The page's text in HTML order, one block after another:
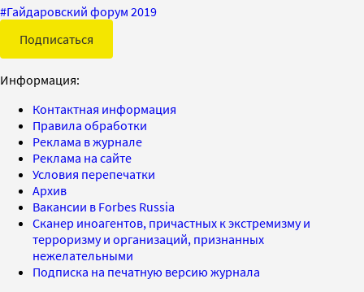
#Гайдаровский форум 2019
Подписаться
Информация:
Контактная информация
Правила обработки
Реклама в журнале
Реклама на сайте
Условия перепечатки
Архив
Вакансии в Forbes Russia
Сканер иноагентов, причастных к экстремизму и
терроризму и организаций, признанных
нежелательными
Подписка на печатную версию журнала